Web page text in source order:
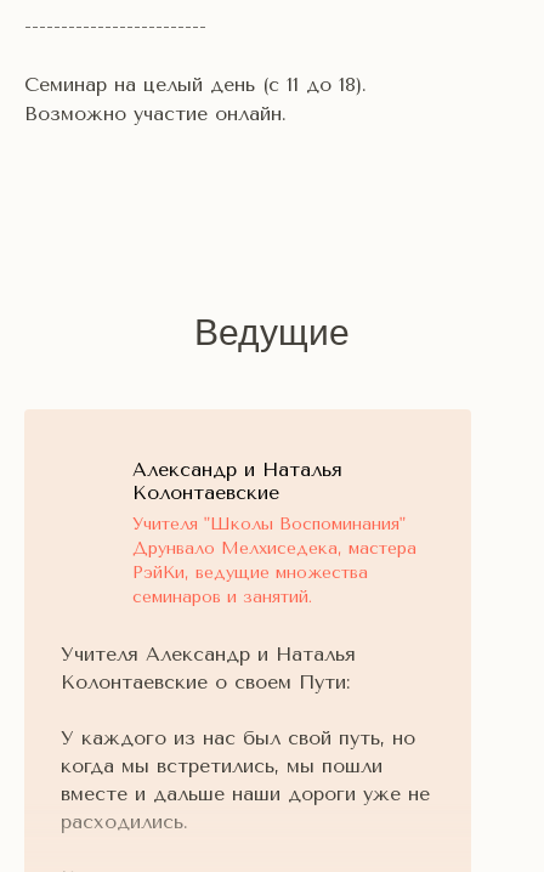
-------------------------
Семинар на целый день (с 11 до 18).
Возможно участие онлайн.
Ведущие
Александр и Наталья
Колонтаевские
Учителя "Школы Воспоминания"
Друнвало Мелхиседека, мастера
РэйКи, ведущие множества
семинаров и занятий.
Учителя Александр и Наталья
Колонтаевские о своем Пути:
У каждого из нас был свой путь, но
когда мы встретились, мы пошли
вместе и дальше наши дороги уже не
расходились.